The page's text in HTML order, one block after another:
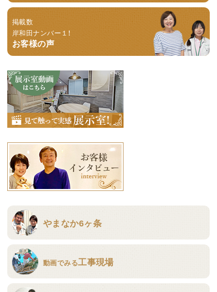
掲載数
岸和田ナンバー１！
お客様の声
やまなか6ヶ条
動画でみる工事現場